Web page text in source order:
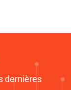
dernières